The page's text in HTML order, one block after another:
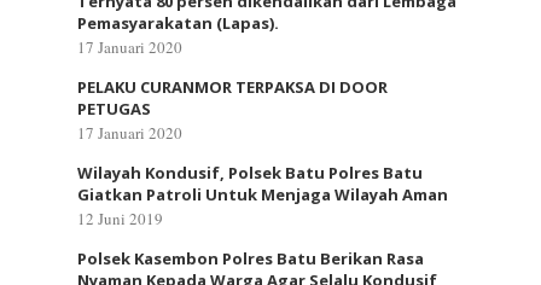
Pemasyarakatan (Lapas).
17 Januari 2020
PELAKU CURANMOR TERPAKSA DI DOOR
PETUGAS
17 Januari 2020
Wilayah Kondusif, Polsek Batu Polres Batu
Giatkan Patroli Untuk Menjaga Wilayah Aman
12 Juni 2019
Polsek Kasembon Polres Batu Berikan Rasa
Nyaman Kepada Warga Agar Selalu Kondusif